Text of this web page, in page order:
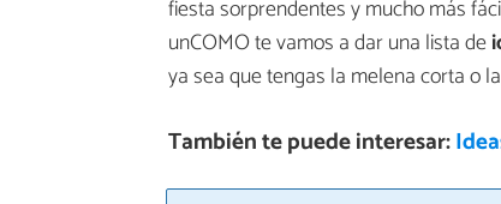
fiesta sorprendentes y mucho más
unCOMO te vamos a dar una lista de
ya sea que tengas la melena corta o
También te puede interesar: